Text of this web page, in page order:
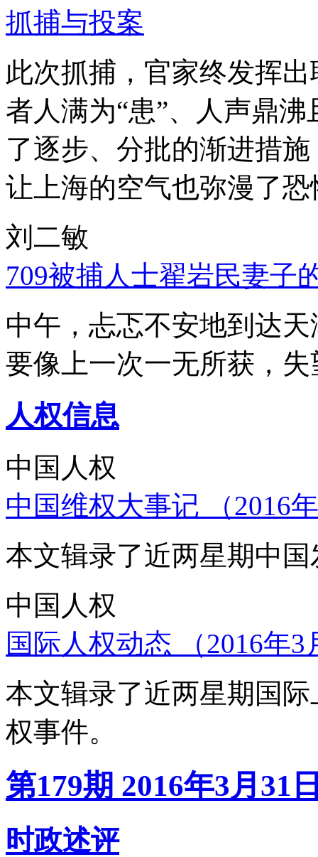
抓捕与投案
此次抓捕，官家终发挥
者人满为“患”、人声鼎
了逐步、分批的渐进措
让上海的空气也弥漫了
刘二敏
709被捕人士翟岩民妻子
中午，忐忑不安地到达
要像上一次一无所获，
人权信息
中国人权
中国维权大事记 （2016
本文辑录了近两星期中
中国人权
国际人权动态 （2016年
本文辑录了近两星期国
权事件。
第179期 2016年3月31
时政述评